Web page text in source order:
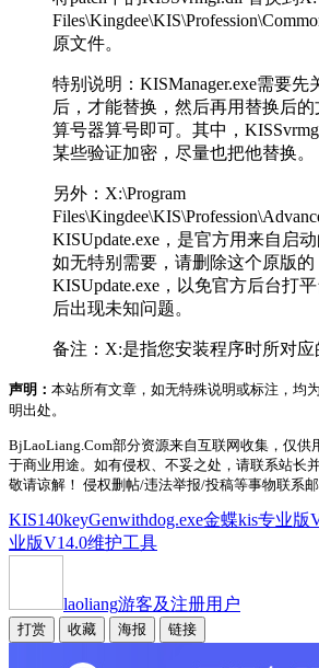
原文件。
特别说明：KISManager.exe需要先
后，才能替换，然后再用替换后的
算号器算号即可。其中，
某些验证加密，尽量也把他替换。
另外：X:\Program
KISUpdate.exe，是官方用来自启
如无特别需要，请删除这个原版的
KISUpdate.exe，以免官方后台打
后出现未知问题。
备注：X:是指您安装程序时所对应
声明： 本站所有文章，如无特殊说明或标注，均
明出处。
BjLaoLiang.Com部分资源来自互联网收集，仅供
于商业用途。如有侵权、不妥之处，请联系站长
敬请谅解！ 侵权删帖/违法举报/投稿等事物联系
KIS140keyGenwithdog.exe金蝶kis专业版
业版V14.0维护工具
laoliang游客及注册用户
打赏 收藏 海报 链接